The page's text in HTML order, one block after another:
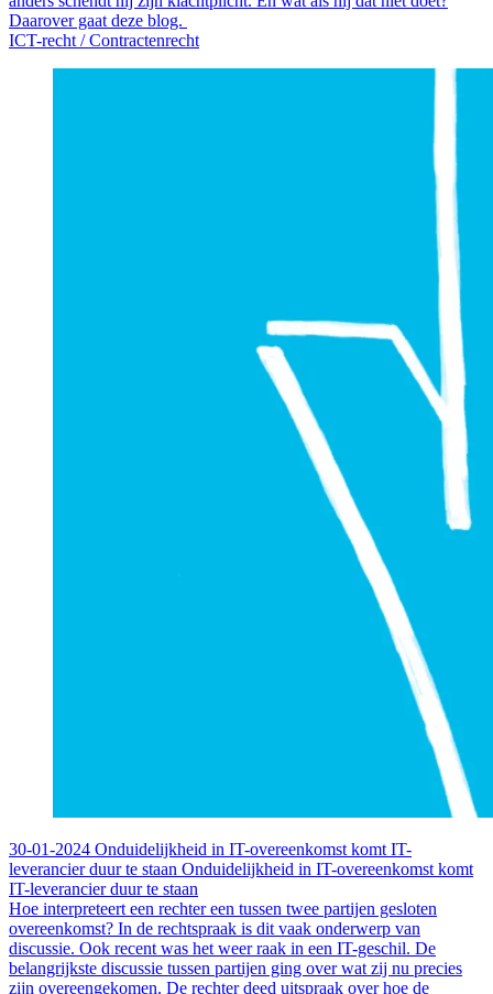
Daarover gaat deze blog.
ICT-recht /Contractenrecht
30-01-2024 Onduidelijkheid in IT-overeenkomst komt IT-
leverancier duur te staan Onduidelijkheid in IT-overeenkomst komt
IT-leverancier duur te staan
Hoe interpreteert een rechter een tussen twee partijen gesloten
overeenkomst? In de rechtspraak is dit vaak onderwerp van
discussie. Ook recent was het weer raak in een IT-geschil. De
belangrijkste discussie tussen partijen ging over wat zij nu precies
zijn overeengekomen. De rechter deed uitspraak over hoe de